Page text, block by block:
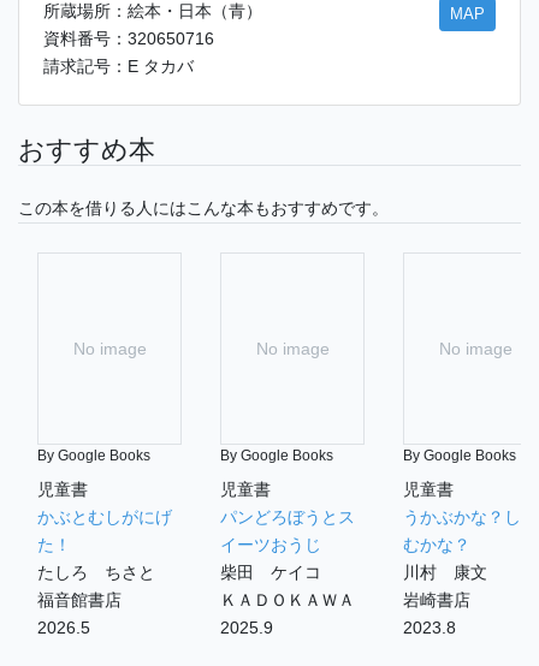
所蔵場所：絵本・日本（青）
資料番号：320650716
請求記号：E タカバ
MAP
おすすめ本
この本を借りる人にはこんな本もおすすめです。
No image
By Google Books
児童書
かぶとむしがにげ
た！
たしろ ちさと
福音館書店
2026.5
No image
By Google Books
児童書
パンどろぼうとス
イーツおうじ
柴田 ケイコ
ＫＡＤＯＫＡＷＡ
2025.9
No image
By Google Books
児童書
うかぶかな？しず
むかな？
川村 康文
岩崎書店
2023.8